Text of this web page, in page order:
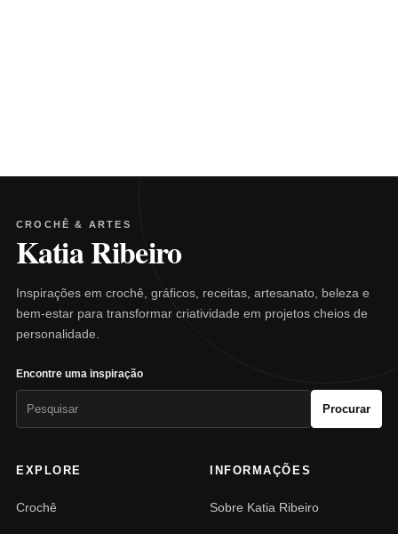
CROCHÊ & ARTES
Katia Ribeiro
Inspirações em crochê, gráficos, receitas, artesanato, beleza e
bem-estar para transformar criatividade em projetos cheios de
personalidade.
Encontre uma inspiração
Procurar
EXPLORE
Crochê
INFORMAÇÕES
Sobre Katia Ribeiro